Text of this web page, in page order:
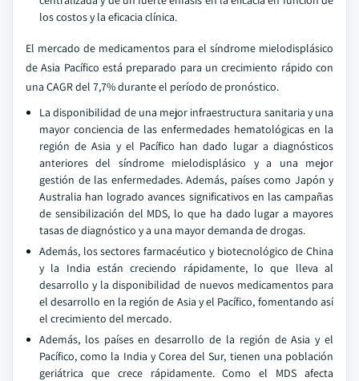
los costos y la eficacia clínica.
El mercado de medicamentos para el síndrome mielodisplásico
de Asia Pacífico está preparado para un crecimiento rápido con
una CAGR del 7,7% durante el período de pronóstico.
La disponibilidad de una mejor infraestructura sanitaria y una
mayor conciencia de las enfermedades hematológicas en la
región de Asia y el Pacífico han dado lugar a diagnósticos
anteriores del síndrome mielodisplásico y a una mejor
gestión de las enfermedades. Además, países como Japón y
Australia han logrado avances significativos en las campañas
de sensibilización del MDS, lo que ha dado lugar a mayores
tasas de diagnóstico y a una mayor demanda de drogas.
Además, los sectores farmacéutico y biotecnológico de China
y la India están creciendo rápidamente, lo que lleva al
desarrollo y la disponibilidad de nuevos medicamentos para
el desarrollo en la región de Asia y el Pacífico, fomentando así
el crecimiento del mercado.
Además, los países en desarrollo de la región de Asia y el
Pacífico, como la India y Corea del Sur, tienen una población
geriátrica que crece rápidamente. Como el MDS afecta